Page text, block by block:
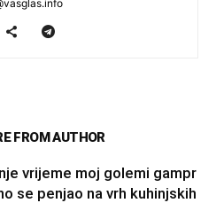
FROM AUTHOR
vrijeme moj golemi gampr
se penjao na vrh kuhinjskih